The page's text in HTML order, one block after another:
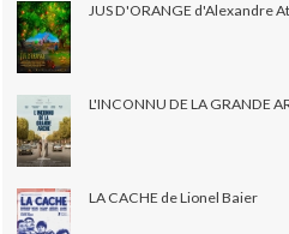
JUS D'ORANGE d'Alexandre
L'INCONNU DE LA GRANDE
LA CACHE de Lionel Baier